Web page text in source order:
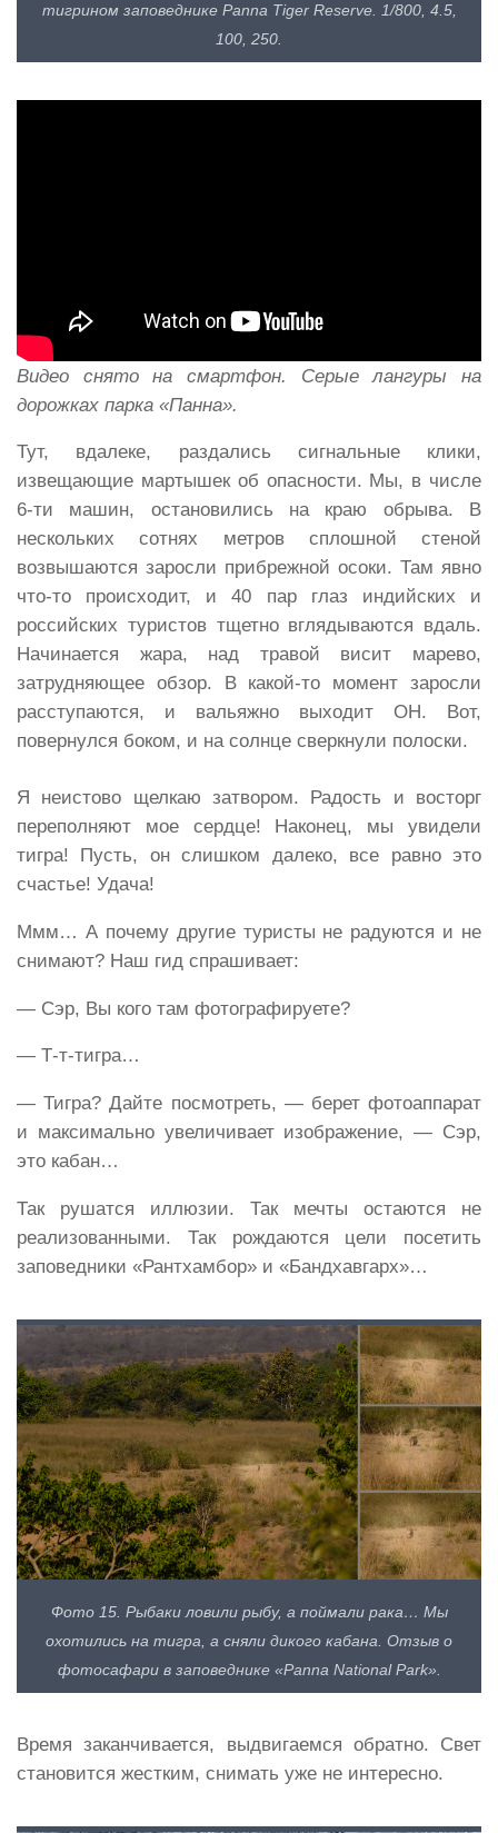
тигрином заповеднике Panna Tiger Reserve. 1/800, 4.5,
100, 250.
Видео снято на смартфон. Серые лангуры на
дорожках парка «Панна».
Тут, вдалеке, раздались сигнальные клики,
извещающие мартышек об опасности. Мы, в числе
6-ти машин, остановились на краю обрыва. В
нескольких сотнях метров сплошной стеной
возвышаются заросли прибрежной осоки. Там явно
что-то происходит, и 40 пар глаз индийских и
российских туристов тщетно вглядываются вдаль.
Начинается жара, над травой висит марево,
затрудняющее обзор. В какой-то момент заросли
расступаются, и вальяжно выходит ОН. Вот,
повернулся боком, и на солнце сверкнули полоски.
Я неистово щелкаю затвором. Радость и восторг
переполняют мое сердце! Наконец, мы увидели
тигра! Пусть, он слишком далеко, все равно это
счастье! Удача!
Ммм… А почему другие туристы не радуются и не
снимают? Наш гид спрашивает:
— Сэр, Вы кого там фотографируете?
— Т-т-тигра…
— Тигра? Дайте посмотреть, — берет фотоаппарат
и максимально увеличивает изображение, — Сэр,
это кабан…
Так рушатся иллюзии. Так мечты остаются не
реализованными. Так рождаются цели посетить
заповедники «Рантхамбор» и «Бандхавгарх»…
Фото 15. Рыбаки ловили рыбу, а поймали рака… Мы
охотились на тигра, а сняли дикого кабана. Отзыв о
фотосафари в заповеднике «Panna National Park».
Время заканчивается, выдвигаемся обратно. Свет
становится жестким, снимать уже не интересно.